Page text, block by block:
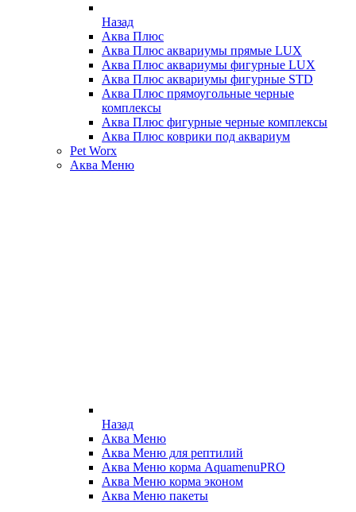
Назад
Аква Плюс
Аква Плюс аквариумы прямые LUX
Аква Плюс аквариумы фигурные LUX
Аква Плюс аквариумы фигурные STD
Аква Плюс прямоугольные черные
комплексы
Аква Плюс фигурные черные комплексы
Аква Плюс коврики под аквариум
Pet Worx
Аква Меню
Назад
Аква Меню
Аква Меню для рептилий
Аква Меню корма AquamenuPRO
Аква Меню корма эконом
Аква Меню пакеты